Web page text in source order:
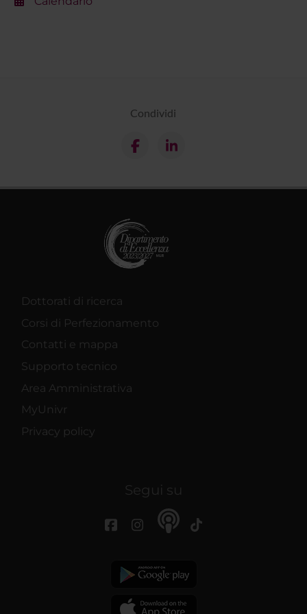
Condividi
Dottorati di ricerca
Corsi di Perfezionamento
Contatti e mappa
Supporto tecnico
Area Amministrativa
MyUnivr
Privacy policy
Segui su